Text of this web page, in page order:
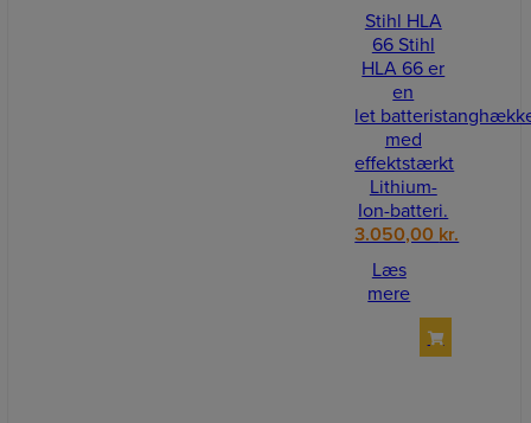
Stihl HLA
66 Stihl
HLA 66 er
en
let
med
effektstærkt
Lithium-
Ion-batteri.
3.050,00 kr.
Læs
mere